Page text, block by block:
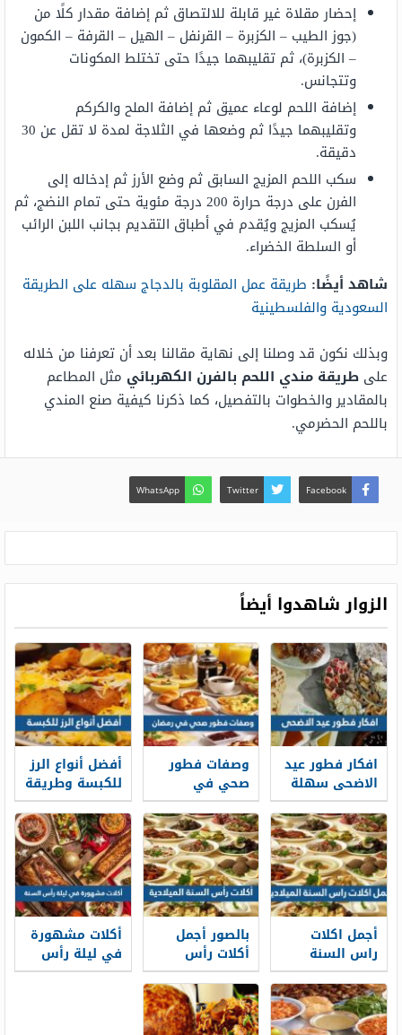
إحضار مقلاة غير قابلة للالتصاق ثم إضافة مقدار كلًا من
(جوز الطيب – الكزبرة – القرنفل – الهيل – القرفة – الكمون
– الكزبرة)، ثم تقليبهما جيدًا حتى تختلط المكونات
وتتجانس.
إضافة اللحم لوعاء عميق ثم إضافة الملح والكركم
وتقليبهما جيدًا ثم وضعها في الثلاجة لمدة لا تقل عن 30
دقيقة.
سكب اللحم المزيج السابق ثم وضع الأرز ثم إدخاله إلى
الفرن على درجة حرارة 200 درجة مئوية حتى تمام النضج، ثم
يُسكب المزيج ويُقدم في أطباق التقديم بجانب اللبن الرائب
أو السلطة الخضراء.
شاهد أيضًا: طريقة عمل المقلوبة بالدجاج سهله على الطريقة
السعودية والفلسطينية
وبذلك نكون قد وصلنا إلى نهاية مقالنا بعد أن تعرفنا من خلاله
على طريقة مندي اللحم بالفرن الكهربائي مثل المطاعم
بالمقادير والخطوات بالتفصيل، كما ذكرنا كيفية صنع المندي
باللحم الحضرمي.
Facebook
Twitter
WhatsApp
الزوار شاهدوا أيضاً
افكار فطور عيد
الاضحى سهلة
ولذيذة 2026
بالصور
وصفات فطور
صحي في
رمضان 1447
أفضل أنواع الرز
للكبسة وطريقة
تحضيرها
أجمل اكلات
راس السنة
الميلادية
والأطباق
التقليدية 2026
بالصور أجمل
أكلات رأس
السنة الميلادية
2026
أكلات مشهورة
في ليلة رأس
السنة 2026